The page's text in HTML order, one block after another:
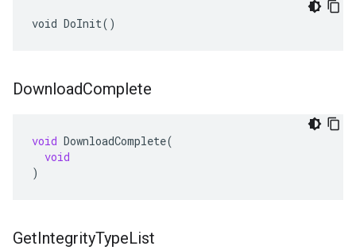
void DoInit()
DownloadComplete
void DownloadComplete(
void
)
GetIntegrityTypeList